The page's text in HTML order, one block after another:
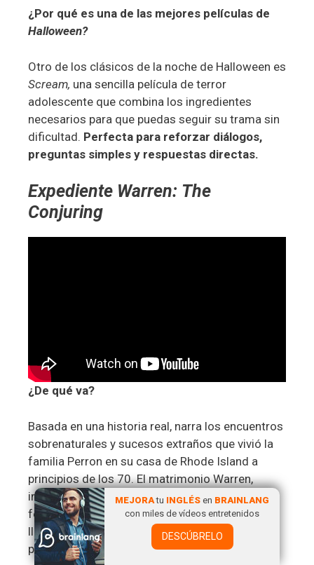
¿Por qué es una de las mejores películas de
Halloween?
Otro de los clásicos de la noche de Halloween es
Scream, una sencilla película de terror
adolescente que combina los ingredientes
necesarios para que puedas seguir su trama sin
dificultad. Perfecta para reforzar diálogos,
preguntas simples y respuestas directas.
Expediente Warren: The
Conjuring
¿De qué va?
Basada en una historia real, narra los encuentros
sobrenaturales y sucesos extraños que vivió la
familia Perron en su casa de Rhode Island a
principios de los 70. El matrimonio Warren,
investigadores de renombre en el mundo de los
fenómenos paranormales, acudieron a la
llamada de esta familia aterrorizada por la
presencia en su granja de seres malignos.
MEJORAtu INGLÉS en BRAINLANG
con miles de vídeos entretenidos
DESCÚBRELO